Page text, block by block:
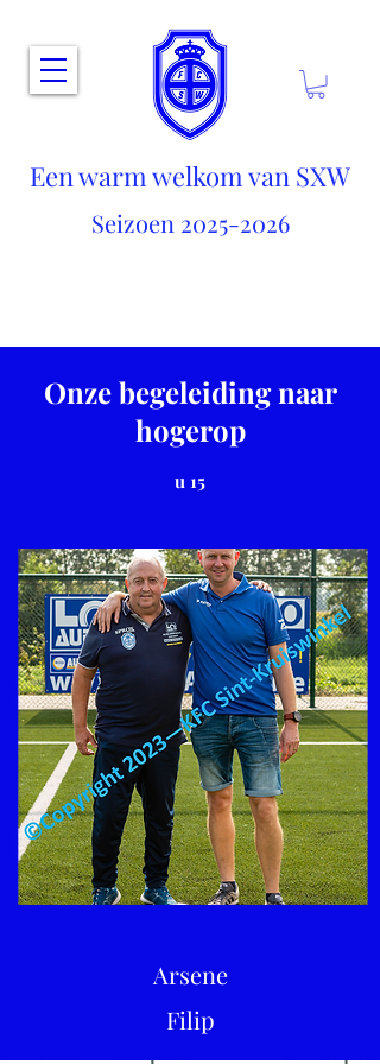
Een warm welkom van SXW
Seizoen 2025-2026
Onze begeleiding naar
hogerop
u 15
Arsene
Filip